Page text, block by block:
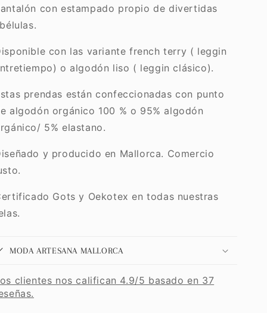
con estampado propio de divertidas
con las variante french terry ( leggin
o algodón liso ( leggin clásico).
prendas están confeccionadas con punto
algodón orgánico 100 % o 95% algodón
5% elastano.
y producido en Mallorca. Comercio
Gots y Oekotex en todas nuestras
MODA ARTESANA MALLORCA
clientes nos califican 4.9/5 basado en 37